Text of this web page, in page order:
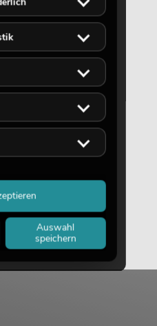
Auswahl
speichern